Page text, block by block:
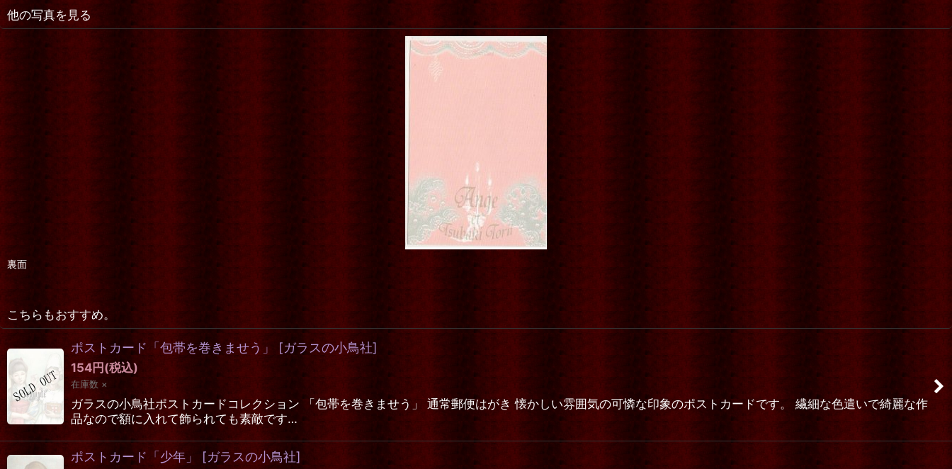
他の写真を見る
裏面
こちらもおすすめ。
ポストカード「包帯を巻きませう」 [ガラスの小鳥社]
154円 (税込)
在庫数 ×
ガラスの小鳥社ポストカードコレクション 「包帯を巻きませう」 通常郵便はがき 懐かしい雰囲気の可憐な印象のポストカードです。 繊細な色遣いで綺麗な作
品なので額に入れて飾られても素敵です…
ポストカード「少年」 [ガラスの小鳥社]